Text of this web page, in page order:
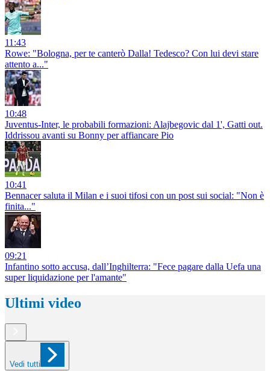
11:43
Rowe: "Bologna, per te canterò Dalla! Tedesco? Con lui devi stare
attento a..."
10:48
Juventus-Inter, le probabili formazioni: Alajbegovic dal 1', Gatti out.
Iddrissou avanti su Bonny per affiancare Pio
10:41
Bennacer saluta il Milan e i suoi tifosi con un post sui social: "Non è
finita..."
09:21
Infantino sotto accusa, dall’Inghilterra: "Fece pagare dalla Uefa una
super liquidazione per l'amante"
Ultimi video
Vedi tutti